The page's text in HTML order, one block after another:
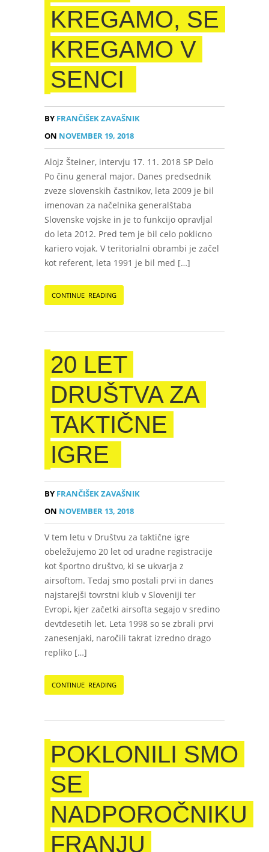
KREGAMO, SE
KREGAMO V
SENCI
BY FRANČIŠEK ZAVAŠNIK
ON NOVEMBER 19, 2018
Alojz Šteiner, intervju 17. 11. 2018 SP Delo
Po činu general major. Danes predsednik
zveze slovenskih častnikov, leta 2009 je bil
imenovan za načelnika generalštaba
Slovenske vojske in je to funkcijo opravljal
do leta 2012. Pred tem je bil celo poklicno
kariero vojak. V teritorialni obrambi je začel
kot referent, leta 1991 je bil med […]
CONTINUE READING
20 LET
DRUŠTVA ZA
TAKTIČNE
IGRE
BY FRANČIŠEK ZAVAŠNIK
ON NOVEMBER 13, 2018
V tem letu v Društvu za taktične igre
obeležujemo 20 let od uradne registracije
kot športno društvo, ki se ukvarja z
airsoftom. Tedaj smo postali prvi in danes
najstarejši tovrstni klub v Sloveniji ter
Evropi, kjer začetki airsofta segajo v sredino
devtdesetih let. Leta 1998 so se zbrali prvi
zanesenjaki, naročili takrat izredno drago
repliko […]
CONTINUE READING
POKLONILI SMO
SE
NADPOROČNIKU
FRANJU